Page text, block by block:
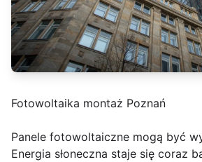
Fotowoltaika montaż Poznań
Panele fotowoltaiczne mogą być
Energia słoneczna staje się coraz